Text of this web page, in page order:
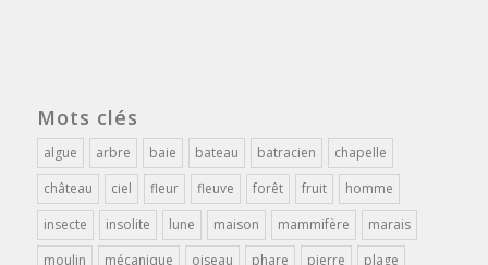
Mots clés
algue arbre baie bateau batracien
chapelle
château
ciel fleur fleuve forêt fruit
homme
insecte
insolite lune maison mammifère
marais
moulin
mécanique oiseau phare pierre
plage